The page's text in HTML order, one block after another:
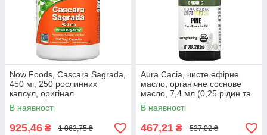
Now Foods, Cascara Sagrada,
450 мг, 250 рослинних
капсул, оригінал
В наявності
925,46 ₴ 1 063,75 ₴
Aura Cacia, чисте ефірне
масло, органічне соснове
масло, 7,4 мл (0,25 рідин та
си. унції), оригінал
В наявності
467,21 ₴ 537,02 ₴